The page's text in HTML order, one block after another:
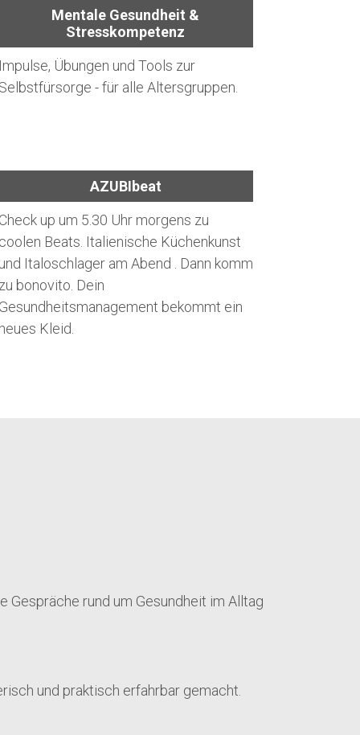
Mentale Gesundheit &
Stresskompetenz
Übungen und Tools zur
- für alle Altersgruppen.
AZUBIbeat
up um 5.30 Uhr morgens zu
Beats. Italienische Küchenkunst
Italoschlager am Abend . Dann komm
bonovito. Dein
bekommt ein
Kleid.
rund um Gesundheit im Alltag
und praktisch erfahrbar gemacht.